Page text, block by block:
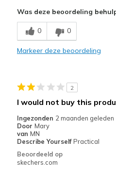
Beste toepassingen
Casual Wear
Going Out
Feels true
Was deze beoordeling
0 0
Markeer deze beoordeling
2
I would not buy this
Ingezonden 2 maanden geleden
Door Mary
van MN
Describe Yourself Practical
Beoordeeld op
skechers.com